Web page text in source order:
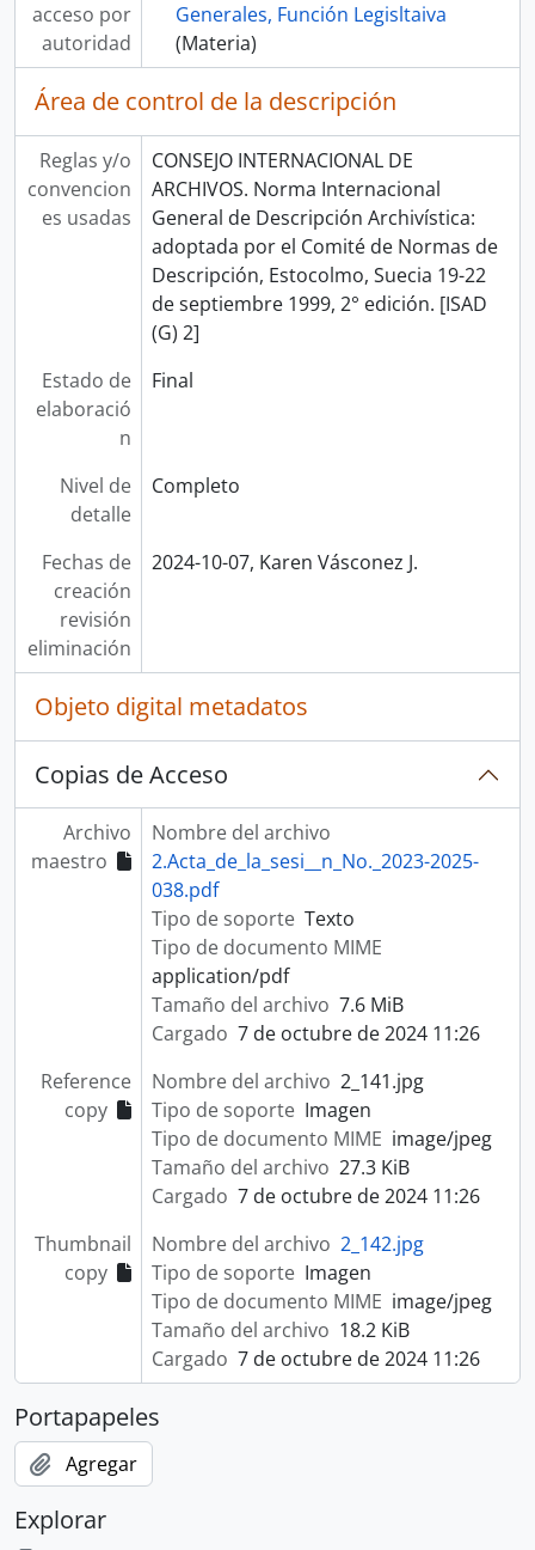
acceso por
autoridad
Generales, Función Legisltaiva
(Materia)
Área de control de la descripción
Reglas y/o
convencion
es usadas
CONSEJO INTERNACIONAL DE
ARCHIVOS. Norma Internacional
General de Descripción Archivística:
adoptada por el Comité de Normas de
Descripción, Estocolmo, Suecia 19-22
de septiembre 1999, 2° edición. [ISAD
(G) 2]
Estado de
elaboració
n
Final
Nivel de
detalle
Completo
Fechas de
creación
revisión
eliminación
2024-10-07, Karen Vásconez J.
Objeto digital metadatos
Copias de Acceso
Archivo
maestro
Nombre del archivo
2.Acta_de_la_sesi__n_No._2023-2025-
038.pdf
Tipo de soporte Texto
Tipo de documento MIME
application/pdf
Tamaño del archivo 7.6 MiB
Cargado 7 de octubre de 2024 11:26
Reference
copy
Nombre del archivo 2_141.jpg
Tipo de soporte Imagen
Tipo de documento MIME image/jpeg
Tamaño del archivo 27.3 KiB
Cargado 7 de octubre de 2024 11:26
Thumbnail
copy
Nombre del archivo 2_142.jpg
Tipo de soporte Imagen
Tipo de documento MIME image/jpeg
Tamaño del archivo 18.2 KiB
Cargado 7 de octubre de 2024 11:26
Portapapeles
Agregar
Explorar